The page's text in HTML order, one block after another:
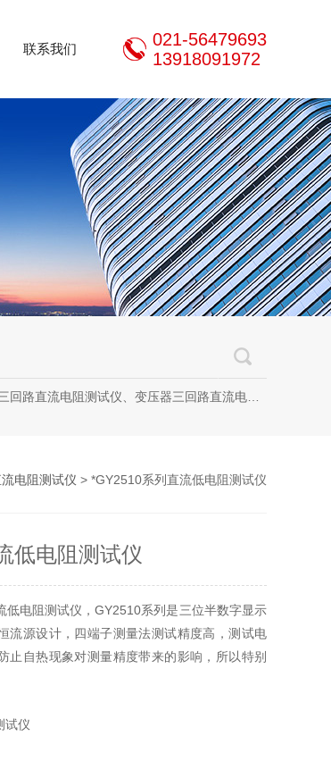
联系我们
021-56479693
13918091972
压器三回路直流电阻测试仪、手持式三相直流电阻测试仪、三通道助磁直流电阻测试仪
电阻测试仪 > *GY2510系列直流低电阻测试仪
低电阻测试仪
低电阻测试仪，GY2510系列是三位半数字显示
流源设计，四端子测量法测试精度高，测试电
止自热现象对测量精度带来的影响，所以特别
试仪